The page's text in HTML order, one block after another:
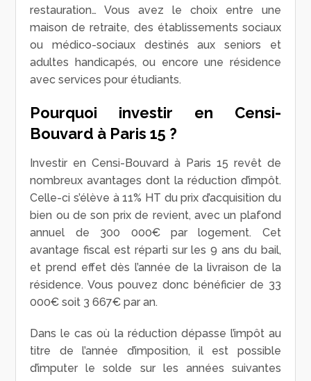
restauration… Vous avez le choix entre une
maison de retraite, des établissements sociaux
ou médico-sociaux destinés aux seniors et
adultes handicapés, ou encore une résidence
avec services pour étudiants.
Pourquoi investir en Censi-
Bouvard à Paris 15 ?
Investir en Censi-Bouvard à Paris 15 revêt de
nombreux avantages dont la réduction d’impôt.
Celle-ci s’élève à 11% HT du prix d’acquisition du
bien ou de son prix de revient, avec un plafond
annuel de 300 000€ par logement. Cet
avantage fiscal est réparti sur les 9 ans du bail,
et prend effet dès l’année de la livraison de la
résidence. Vous pouvez donc bénéficier de 33
000€ soit 3 667€ par an.
Dans le cas où la réduction dépasse l’impôt au
titre de l’année d’imposition, il est possible
d’imputer le solde sur les années suivantes